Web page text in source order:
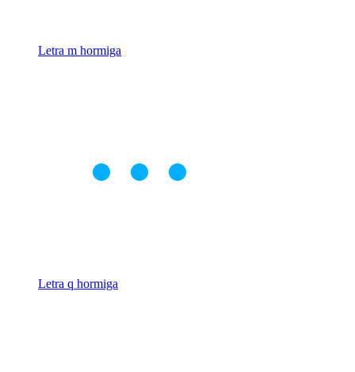
Letra m hormiga
Letra q hormiga